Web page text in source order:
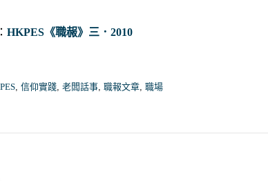
HKPES《職赧》三．2010
,信仰實踐 ,老闆話事 ,職報文章 ,職場